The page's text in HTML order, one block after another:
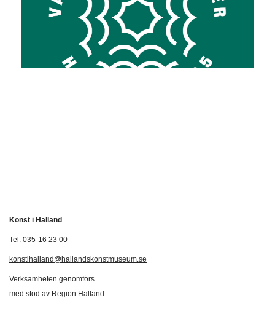
Konst i Halland
Tel: 035-16 23 00
konstihalland@hallandskonstmuseum.se
Verksamheten genomförs
med stöd av Region Halland